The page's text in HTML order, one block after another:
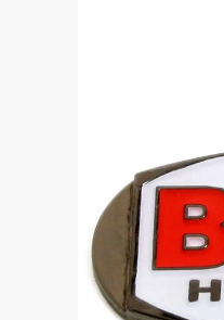
よくある質問
お問合せ